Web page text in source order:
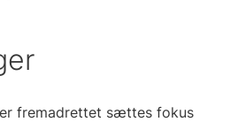
fremadrettet sættes fokus